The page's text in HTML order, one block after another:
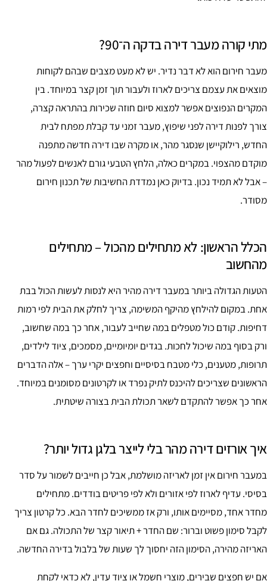
מתי קורה מעבר דירה בדקה ה־90?
מעבר חירום הוא לא דבר נדיר. יש לא מעט מצבים שבהם לקוחות
מוצאים את עצמם צריכים לארוז ולעבור תוך זמן קצר במיוחד. בין
המקרים הנפוצים אפשר למצוא סיום חוזה שכירות בהתראה קצרה,
צורך לפנות דירה לפני שיפוץ, מעבר זמני עד קבלת מפתח לבית
החדש, רילוקיישן שנסגר מהר, או מקרה שבו דירה חדשה מתפנה
מוקדם מהצפוי. במקרים כאלה, הלחץ הטבעי גורם לאנשים לפעול מהר
– אבל לא תמיד נכון. בדיוק כאן נמדדת החשיבות של תכנון חירום
מסודר.
הכלל הראשון: לא מתחילים מהכול – מתחילים
מהחשוב
הטעות הגדולה ביותר במעבר דירה מהיר היא לנסות לעשות הכול בבת
אחת. במקום להילחץ מהיקף המשימה, צריך לחלק את הבית לפי רמות
דחיפות. קודם כול מטפלים במה שחייב לעבור, אחר כך במה שחשוב,
ורק בסוף במה שיכול לחכות. בגדים יומיומיים, מסמכים, ציוד לילדים,
תרופות, מטענים, כלי מטבח בסיסיים וחפצים יקרי ערך – אלה הדברים
הראשונים שצריכים להיכנס לתיק נפרד או לקרטונים מסומנים במיוחד.
אחר כך אפשר להתקדם לשאר תכולת הבית בצורה שיטתית.
איך אורזים דירה מהר בלי לייצר בלגן גדול יותר?
במעבר חירום אין זמן לאריזה מושלמת, אבל כן חייבים לשמור על סדר
בסיסי. עדיף לארוז לפי אזורים ולא לפי פריטים בודדים. מתחילים
מחדר אחד, מסיימים אותו, ורק אז ממשיכים לחדר הבא. כל קרטון צריך
לקבל סימון פשוט וברור: שם החדר + תיאור קצר של התכולה. גם אם
האריזה מהירה, הסימון הזה יחסוך לך שעות של בלבול בדירה החדשה.
אם יש חפצים שבירים, מוצרי חשמל או ציוד עדין, לא כדאי לקחת